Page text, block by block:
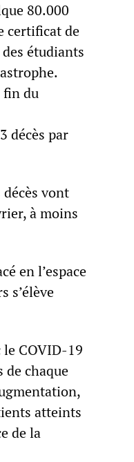
80.000
certificat de
étudiants
fin du
décès par
vont
à moins
en l’espace
s’élève
le COVID-19
de chaque
atteints
de la